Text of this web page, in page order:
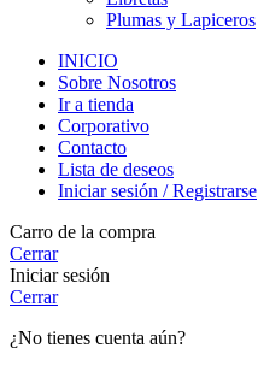
Plumas y Lapiceros
INICIO
Sobre Nosotros
Ir a tienda
Corporativo
Contacto
Lista de deseos
Iniciar sesión / Registrarse
Carro de la compra
Cerrar
Iniciar sesión
Cerrar
¿No tienes cuenta aún?